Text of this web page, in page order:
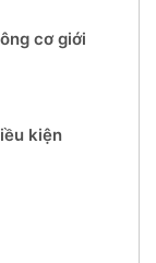
cơ giới
kiện